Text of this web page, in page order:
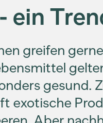
ein
greifen
gesund.
exotische